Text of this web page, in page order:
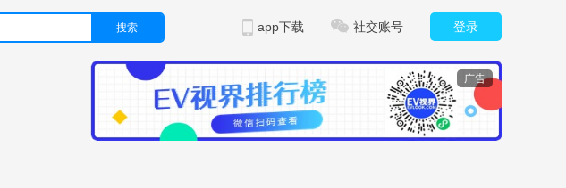
搜索 登录
社交账号
app下载
广告